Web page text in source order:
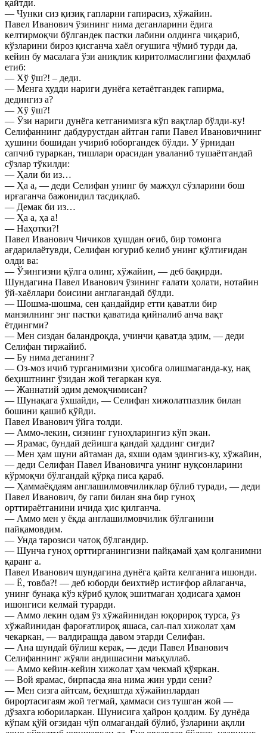
қайтди.
— Чунки сиз қизиқ гапларни гапирасиз, хўжайин.
Павел Иванович ўзининг нима деганларини ёдига
келтирмоқчи бўлгандек пастки лабини олдинга чиқариб,
кўзларини бироз қисганча хаёл оғушига чўмиб турди да,
кейин бу масалага ўзи аниқлик киритолмаслигини фаҳмлаб
етиб:
— Хў ўш?! – деди.
— Менга худди нариги дунёга кетаётгандек гапирма,
дедингиз а?
— Хў ўш?!
— Ўзи нариги дунёга кетганимизга кўп вақтлар бўлди-ку!
Селифаннинг дабдурустдан айтган гапи Павел Ивановичнинг
ҳушини бошидан учириб юборгандек бўлди. У ўрнидан
сапчиб тураркан, тишлари орасидан уваланиб тушаётгандай
сўзлар тўкилди:
— Ҳали би из…
— Ҳа а, — деди Селифан унинг бу мажҳул сўзларини бош
ирғаганча бажонидил тасдиқлаб.
— Демак би из…
— Ҳа а, ҳа а!
— Наҳотки?!
Павел Иванович Чичиков ҳушдан оғиб, бир томонга
ағдарилаётувди, Селифан югуриб келиб унинг қўлтиғидан
олди ва:
— Ўзингизни қўлга олинг, хўжайин, — деб бақирди.
Шундагина Павел Иванович ўзининг ғалати ҳолати, нотайин
ўй-хаёллари боисини англагандай бўлди.
— Шошма-шошма, сен қандайдир етти қаватли бир
манзилнинг энг пастки қаватида қийналиб анча вақт
ётдингми?
— Мен сиздан баландроқда, учинчи қаватда эдим, — деди
Селифан тиржайиб.
— Бу нима деганинг?
— Оз-моз ичиб турганимизни ҳисобга олишмаганда-ку, нақ
беҳиштнинг ўзидан жой тегаркан куя.
— Жаннатий эдим демоқчимисан?
— Шунақага ўхшайди, — Селифан хижолатпазлик билан
бошини қашиб қўйди.
Павел Иванович ўйга толди.
— Аммо-лекин, сизнинг гуноҳларингиз кўп экан.
— Ярамас, бундай дейишга қандай ҳаддинг сиғди?
— Мен ҳам шуни айтаман да, яхши одам эдингиз-ку, хўжайин,
— деди Селифан Павел Ивановичга унинг нуқсонларини
кўрмоқчи бўлгандай қўрқа писа қараб.
— Ҳаммаёқдаям англашилмовчиликлар бўлиб туради, — деди
Павел Иванович, бу гапи билан яна бир гуноҳ
орттираётганини ичида ҳис қилганча.
— Аммо мен у ёқда англашилмовчилик бўлганини
пайқамовдим.
— Унда тарозиси чатоқ бўлгандир.
— Шунча гуноҳ орттирганингизни пайқамай ҳам қолганимни
қаранг а.
Павел Иванович шундагина дунёга қайта келганига ишонди.
— Ё, товба?! — деб юборди беихтиёр истиғфор айлаганча,
унинг бунақа кўз кўриб қулоқ эшитмаган ҳодисага ҳамон
ишонгиси келмай турарди.
— Аммо лекин одам ўз хўжайинидан юқорироқ турса, ўз
хўжайинидан фароғатлироқ яшаса, сал-пал хижолат ҳам
чекаркан, — валдирашда давом этарди Селифан.
— Ана шундай бўлиш керак, — деди Павел Иванович
Селифаннинг жўяли андишасини маъқуллаб.
— Аммо кейин-кейин хижолат ҳам чекмай қўяркан.
— Вой ярамас, бирпасда яна нима жин урди сени?
— Мен сизга айтсам, беҳиштда хўжайинлардан
бирортасигаям жой тегмай, ҳаммаси сиз тушган жой —
дўзахга юбориларкан. Шунисига ҳайрон қолдим. Бу дунёда
кўпам қўй оғзидан чўп олмагандай бўлиб, ўзларини ақлли